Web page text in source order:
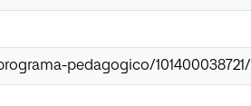
pedagogico/101400038721/